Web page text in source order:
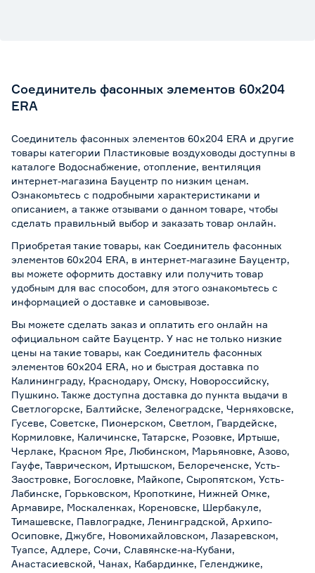
Соединитель фасонных элементов 60х204
ERA
Соединитель фасонных элементов 60х204 ERA и другие
товары категории Пластиковые воздуховоды доступны в
каталоге Водоснабжение, отопление, вентиляция
интернет-магазина Бауцентр по низким ценам.
Ознакомьтесь с подробными характеристиками и
описанием, а также отзывами о данном товаре, чтобы
сделать правильный выбор и заказать товар онлайн.
Приобретая такие товары, как Соединитель фасонных
элементов 60х204 ERA, в интернет-магазине Бауцентр,
вы можете оформить доставку или получить товар
удобным для вас способом, для этого ознакомьтесь с
информацией о доставке и самовывозе.
Вы можете сделать заказ и оплатить его онлайн на
официальном сайте Бауцентр. У нас не только низкие
цены на такие товары, как Соединитель фасонных
элементов 60х204 ERA, но и быстрая доставка по
Калининграду, Краснодару, Омску, Новороссийску,
Пушкино. Также доступна доставка до пункта выдачи в
Светлогорске, Балтийске, Зеленоградске, Черняховске,
Гусеве, Советске, Пионерском, Светлом, Гвардейске,
Кормиловке, Каличинске, Татарске, Розовке, Иртыше,
Черлаке, Красном Яре, Любинском, Марьяновке, Азово,
Гауфе, Таврическом, Иртышском, Белореченске, Усть-
Заостровке, Богословке, Майкопе, Сыропятском, Усть-
Лабинске, Горьковском, Кропоткине, Нижней Омке,
Армавире, Москаленках, Кореновске, Шербакуле,
Тимашевске, Павлоградке, Ленинградской, Архипо-
Осиповке, Джубге, Новомихайловском, Лазаревском,
Туапсе, Адлере, Сочи, Славянске-на-Кубани,
Анастасиевской, Чанах, Кабардинке, Геленджике,